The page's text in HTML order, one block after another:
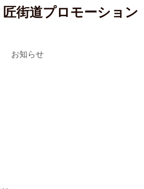
匠街道プロモーション
お知らせ